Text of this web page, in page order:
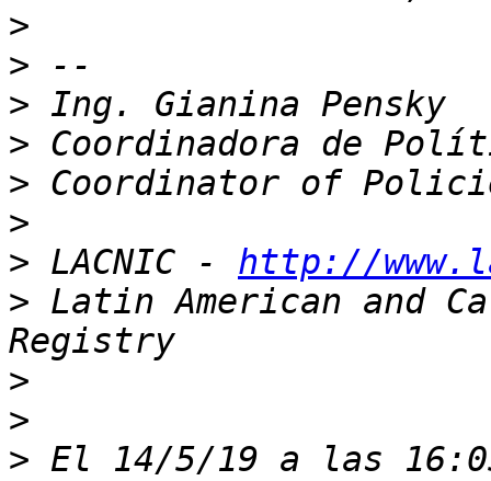
>
>
>
>
>
>
> LACNIC - http://
> Latin American and
>
>
> El 14/5/19 a las